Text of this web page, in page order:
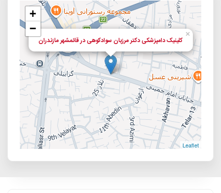
کلینیک دامپزشکی دکتر مرزبان سوادکوهی در قائمشهر مازندران
×
+
−
Leaflet